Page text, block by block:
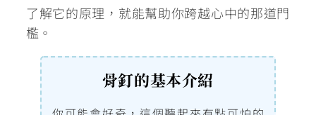
了解它的原理，就能幫助你跨越心中的那道門
檻。
骨釘的基本介紹